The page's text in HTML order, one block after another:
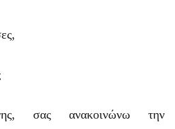
σας ανακοινώνω την